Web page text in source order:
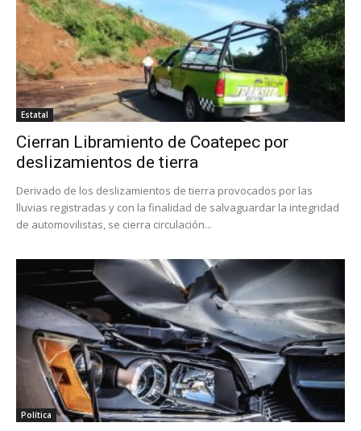
Estatal
Cierran Libramiento de Coatepec por
deslizamientos de tierra
Derivado de los deslizamientos de tierra provocados por las
lluvias registradas y con la finalidad de salvaguardar la integridad
de automovilistas, se cierra circulación...
Política